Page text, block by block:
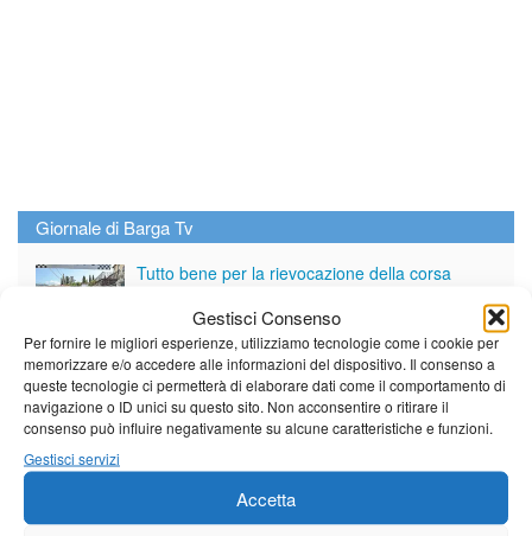
Gestisci Consenso
Per fornire le migliori esperienze, utilizziamo tecnologie come i cookie per
memorizzare e/o accedere alle informazioni del dispositivo. Il consenso a
queste tecnologie ci permetterà di elaborare dati come il comportamento di
navigazione o ID unici su questo sito. Non acconsentire o ritirare il
consenso può influire negativamente su alcune caratteristiche e funzioni.
Gestisci servizi
Accetta
Giornale di Barga Tv
Tutto bene per la rievocazione della corsa
Per le vie di Barga la solenne processione
dedicata al patrono